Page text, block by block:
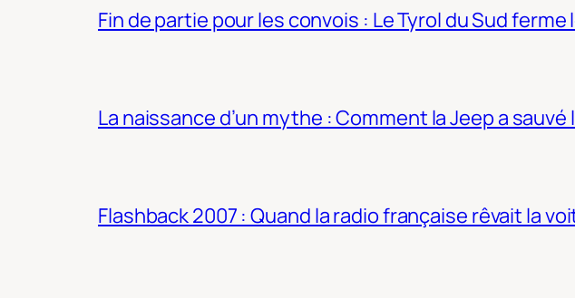
Fin de partie pour les convois : Le Tyrol du Sud
La naissance d’un mythe : Comment la Jeep a
Flashback 2007 : Quand la radio française rêvait la